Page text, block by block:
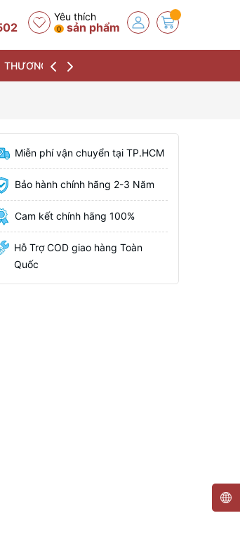
Yêu thích
0 sản phẩm
THƯƠNG HIỆU
Miễn phí vận chuyển tại TP.HCM
Bảo hành chính hãng 2-3 Năm
Cam kết chính hãng 100%
Hỗ Trợ COD giao hàng Toàn
Quốc